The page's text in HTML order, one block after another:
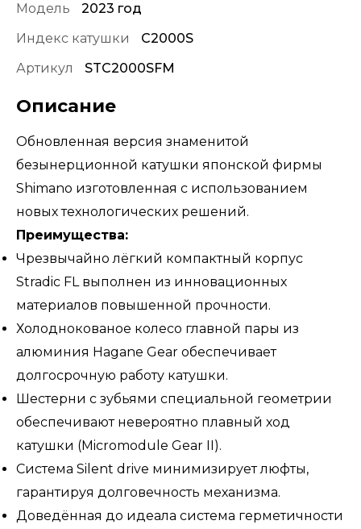
Модель
2023 год
Индекс катушки
C2000S
Артикул
STC2000SFM
Описание
Обновленная версия знаменитой
безынерционной катушки японской фирмы
Shimano изготовленная с использованием
новых технологических решений.
Преимущества:
Чрезвычайно лёгкий компактный корпус
Stradic FL выполнен из инновационных
материалов повышенной прочности.
Холоднокованое колесо главной пары из
алюминия Hagane Gear обеспечивает
долгосрочную работу катушки.
Шестерни с зубьями специальной геометрии
обеспечивают невероятно плавный ход
катушки (Micromodule Gear II).
Система Silent drive минимизирует люфты,
гарантируя долговечность механизма.
Доведённая до идеала система герметичности